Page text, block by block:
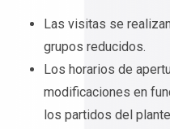
Las visitas se
grupos reducidos.
Los horarios de
modificaciones en
los partidos del